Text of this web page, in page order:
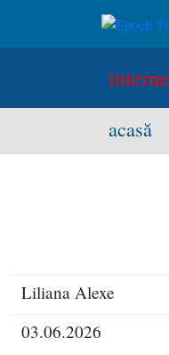
interne
acasă
Liliana Alexe
03.06.2026